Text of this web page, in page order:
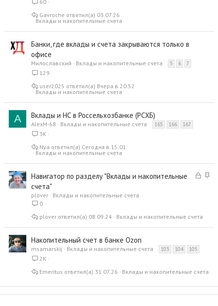
60
Вклады и накопительные счета
03.07.26
Gavroche
Банки, где вклады и счета закрываются только в
офисе
Милославский Вклады и накопительные счета 5 6 7
129
Вклады и накопительные счета
Вчера в 20:52
user2025
A Вклады и НС в Россельхозбанке (РСХБ)
AlexM-68 Вклады и накопительные счета 165 166 167
3K
Вклады и накопительные счета
Сегодня в 15:01
Nya
З
т
З
Навигатор по разделу "Вклады и накопительные
счета"
plover
Вклады и накопительные счета
0
Вклады и накопительные счета
08.09.24
plover
Накопительный счет в банке Ozon
msamarskij Вклады и накопительные счета 103 104 105
2K
Вклады и накопительные счета
31.07.26
Emeritus